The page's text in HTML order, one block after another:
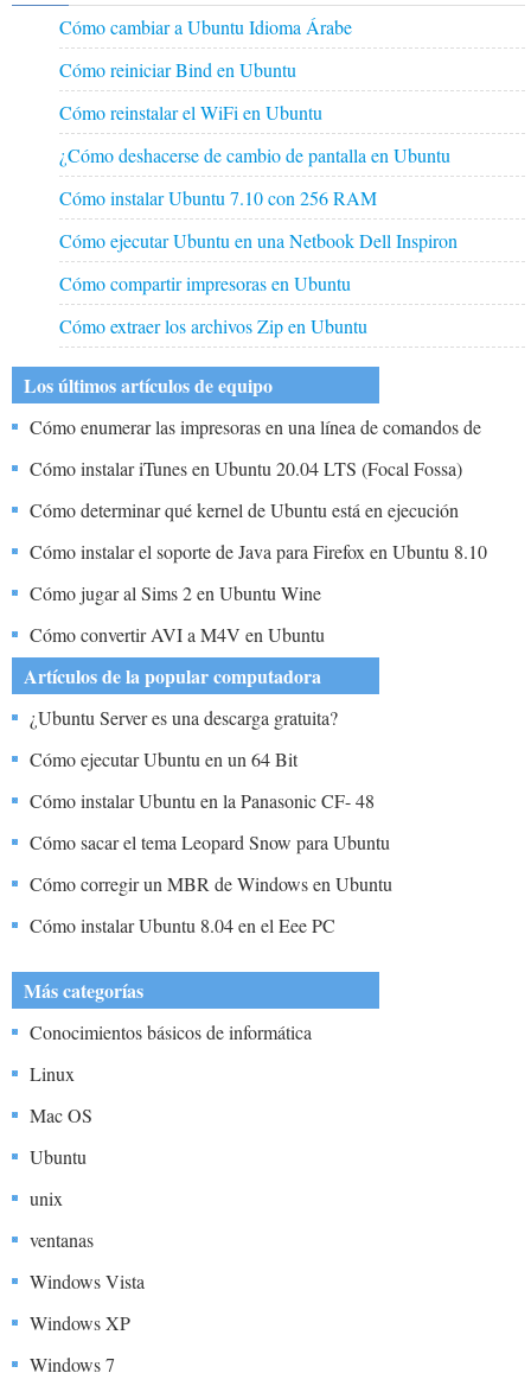
Cómo cambiar a Ubuntu Idioma Árabe
Cómo reiniciar Bind en Ubuntu
Cómo reinstalar el WiFi en Ubuntu
¿Cómo deshacerse de cambio de pantalla en Ubuntu
Cómo instalar Ubuntu 7.10 con 256 RAM
Cómo ejecutar Ubuntu en una Netbook Dell Inspiron
Cómo compartir impresoras en Ubuntu
Cómo extraer los archivos Zip en Ubuntu
Los últimos artículos de equipo
Cómo enumerar las impresoras en una línea de comandos de
Ubuntu
Cómo instalar iTunes en Ubuntu 20.04 LTS (Focal Fossa)
Cómo determinar qué kernel de Ubuntu está en ejecución
Cómo instalar el soporte de Java para Firefox en Ubuntu 8.10
Cómo jugar al Sims 2 en Ubuntu Wine
Cómo convertir AVI a M4V en Ubuntu
Artículos de la popular computadora
¿Ubuntu Server es una descarga gratuita?
Cómo ejecutar Ubuntu en un 64 Bit
Cómo instalar Ubuntu en la Panasonic CF- 48
Cómo sacar el tema Leopard Snow para Ubuntu
Cómo corregir un MBR de Windows en Ubuntu
Cómo instalar Ubuntu 8.04 en el Eee PC
Más categorías
Conocimientos básicos de informática
Linux
Mac OS
Ubuntu
unix
ventanas
Windows Vista
Windows XP
Windows 7